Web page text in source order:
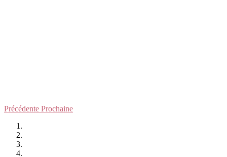
Précédente Prochaine